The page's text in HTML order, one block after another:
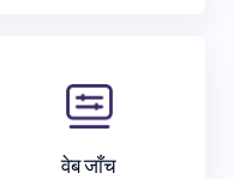
वेब जाँच